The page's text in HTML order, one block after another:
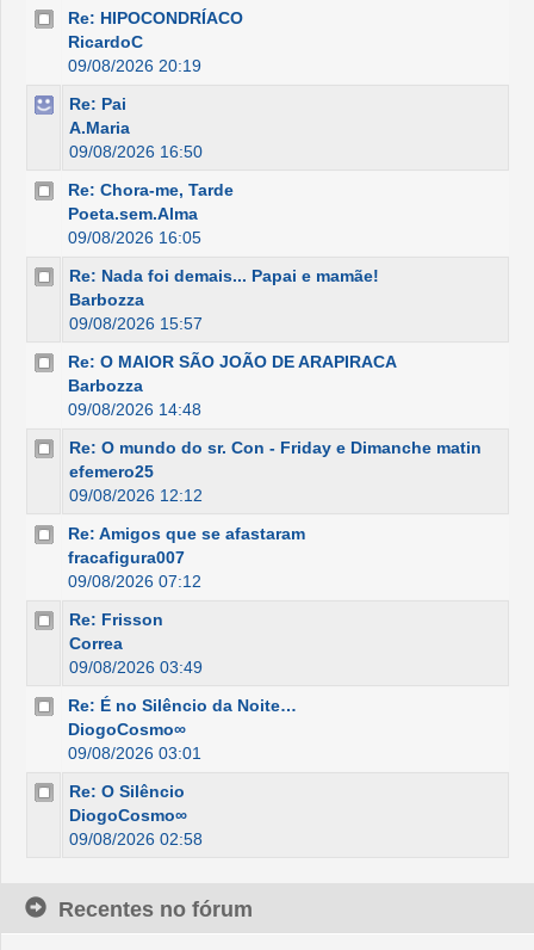
Re: HIPOCONDRÍACO
RicardoC
09/08/2026 20:19
Re: Pai
A.Maria
09/08/2026 16:50
Re: Chora-me, Tarde
Poeta.sem.Alma
09/08/2026 16:05
Re: Nada foi demais... Papai e mamãe!
Barbozza
09/08/2026 15:57
Re: O MAIOR SÃO JOÃO DE ARAPIRACA
Barbozza
09/08/2026 14:48
Re: O mundo do sr. Con - Friday e Dimanche matin
efemero25
09/08/2026 12:12
Re: Amigos que se afastaram
fracafigura007
09/08/2026 07:12
Re: Frisson
Correa
09/08/2026 03:49
Re: É no Silêncio da Noite…
DiogoCosmo∞
09/08/2026 03:01
Re: O Silêncio
DiogoCosmo∞
09/08/2026 02:58
Recentes no fórum